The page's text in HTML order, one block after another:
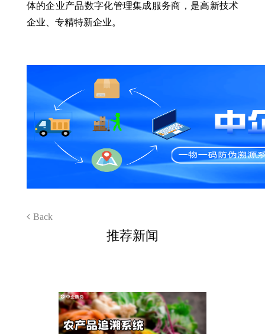
体的企业产品数字化管理集成服务商，是高新技术
企业、专精特新企业。
Back
推荐新闻